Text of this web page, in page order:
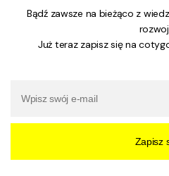
Bądź zawsze na bieżąco z
Już teraz zapisz się na
Zapisz